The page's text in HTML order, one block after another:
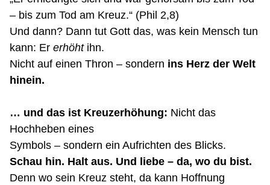
– bis zum Tod am Kreuz.“ (Phil 2,8)
Und dann? Dann tut Gott das, was kein Mensch tun
kann: Er erhöhtihn.
Nicht auf einen Thron – sondern ins Herz der Welt
hinein.
… und das ist Kreuzerhöhung: Nicht das
Hochheben eines
Symbols – sondern ein Aufrichten des Blicks.
Schau hin. Halt aus. Und liebe – da, wo du bist.
Denn wo sein Kreuz steht, da kann Hoffnung